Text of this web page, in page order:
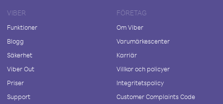
VIBER
Funktioner
Blogg
Säkerhet
Viber Out
Priser
Support
FÖRETAG
Om Viber
Varumärkescenter
Karriär
Villkor och policyer
Integritetspolicy
Customer Complaints Code